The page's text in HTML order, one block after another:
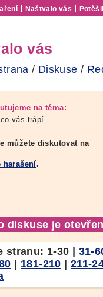
Naštvalo vás
vás
/ Diskuse /
na téma:
vás trápí...
můžete diskutovat na
harašení.
diskuse je
stranu: 1-30
31-
181-210
211-